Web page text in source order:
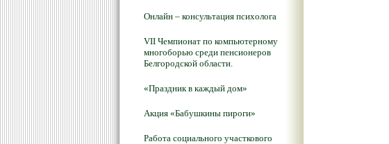
Онлайн – консультация психолога
VII Чемпионат по компьютерному
многоборью среди пенсионеров
Белгородской области.
«Праздник в каждый дом»
Акция «Бабушкины пироги»
Работа социального участкового